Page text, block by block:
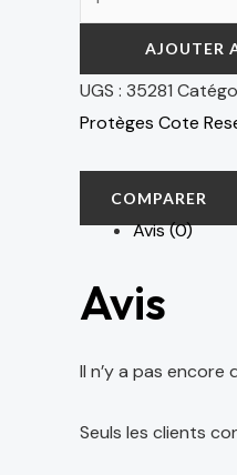
AJOUTER
UGS : 35281
Protèges Cote
COMPARER
Avis (0)
Avis
Il n’y a pas encore
Seuls les clients